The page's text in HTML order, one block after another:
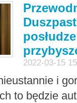
2022-03-15
i
to będzie